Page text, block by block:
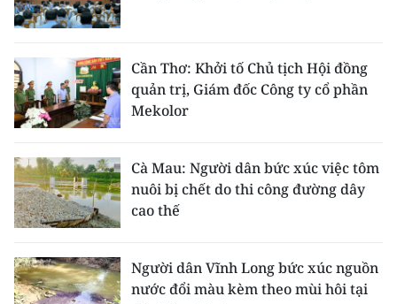
Cần Thơ: Khởi tố Chủ tịch Hội đồng
quản trị, Giám đốc Công ty cổ phần
Mekolor
Cà Mau: Người dân bức xúc việc tôm
nuôi bị chết do thi công đường dây
cao thế
Người dân Vĩnh Long bức xúc nguồn
nước đổi màu kèm theo mùi hôi tại